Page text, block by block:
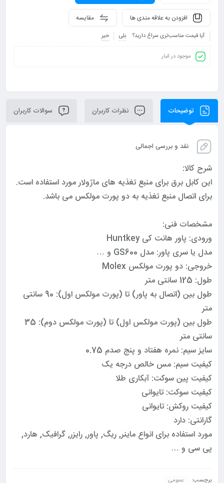
مقایسه افزودن به علاقه مندی ها
آیا قیمت مناسب‌تری سراغ دارید؟ بلی خیر
موجود در انبار
توضیحات نظرات کاربران سوالات کاربران
نقد و بررسی اجمالی
شرح کالا:
این کابل برق برای منبع تغذیه های ماژولار مورد استفاده است.
برای اتصال منبع تغذیه به دو پورت مولکس می باشد.
مشخصات فنی:
ورودی: پاور هانت کی Huntkey
مدل یا سری پاور: مدل GS600 و …
خروجی: دو پورت مولکس Molex
طول: 125 سانتی متر
طول بین (اتصال به پاور) تا (پورت مولکس اول): 90 سانتی
متر
طول بین (پورت مولکس اول) تا (پورت مولکس دوم): 35
سانتی متر
سایز سیم: نمره هفتاد و پنج صدم 0.75
کیفیت سیم: مس خالص درجه یک
کیفیت پین سوکت: آبکاری طلا
کیفیت سوکت: تایوانی
کیفیت روکش: تایوانی
گارانتی: دارد
مورد استفاده برای انواع ماینر, ریگ, پاور, رایزر, گرافیک, هارد,
پی سی و …
برچسب: عمومی